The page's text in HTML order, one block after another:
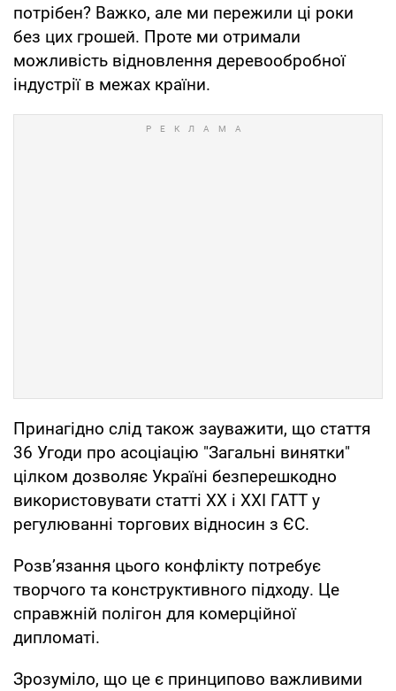
потрібен? Важко, але ми пережили ці роки
без цих грошей. Проте ми отримали
можливість відновлення деревообробної
індустрії в межах країни.
Принагідно слід також зауважити, що стаття
36 Угоди про асоціацію "Загальні винятки"
цілком дозволяє Україні безперешкодно
використовувати статті ХХ і ХХІ ГАТТ у
регулюванні торгових відносин з ЄС.
Розв’язання цього конфлікту потребує
творчого та конструктивного підходу. Це
справжній полігон для комерційної
дипломаті.
Зрозуміло, що це є принципово важливими